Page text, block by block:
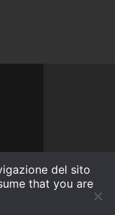
del sito
that you are